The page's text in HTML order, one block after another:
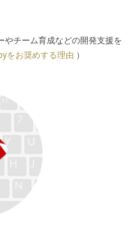
チーム育成などの開発支援を
をお奨めする理由 ）